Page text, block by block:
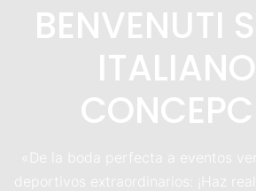
BENVENUTI
«De la boda perfecta a eventos
deportivos extraordinarios: ¡Haz